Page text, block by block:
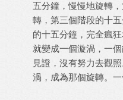
五分鐘，慢慢地旋轉
轉，第三個階段的十
的十五分鐘，完全瘋
就變成一個漩渦，一
見證，沒有努力去觀
渦，成為那個旋轉。一